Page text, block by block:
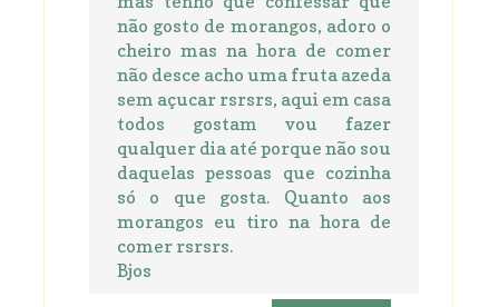
não gosto de morangos, adoro o
cheiro mas na hora de comer
não desce acho uma fruta azeda
sem açucar rsrsrs, aqui em casa
todos gostam vou fazer
qualquer dia até porque não sou
daquelas pessoas que cozinha
só o que gosta. Quanto aos
morangos eu tiro na hora de
comer rsrsrs.
Bjos